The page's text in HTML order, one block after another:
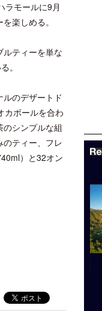
ラモールに9月
楽しめる。
ティーを単な
。
のデザートド
カボールを合わ
シンプルな組
ティー、フレ
）と32オン
ット10選を紹介